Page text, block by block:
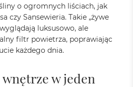
o ogromnych liściach, jak
czy Sansewieria. Takie „żywe
luksusowo, ale
filtr powietrza, poprawiając
każdego dnia.
w jeden